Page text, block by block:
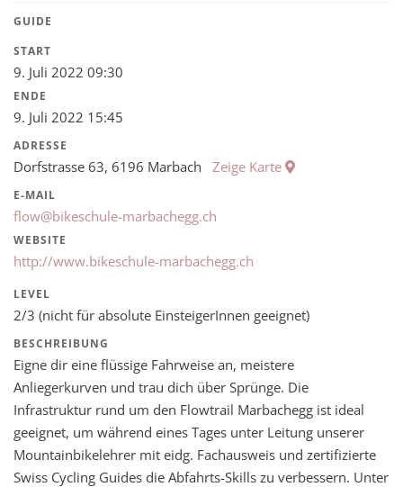
GUIDE
START
9. Juli 2022 09:30
ENDE
9. Juli 2022 15:45
ADRESSE
Dorfstrasse 63, 6196 Marbach Zeige Karte
E-MAIL
flow@bikeschule-marbachegg.ch
WEBSITE
http://www.bikeschule-marbachegg.ch
LEVEL
2/3 (nicht für absolute EinsteigerInnen geeignet)
BESCHREIBUNG
Eigne dir eine flüssige Fahrweise an, meistere
Anliegerkurven und trau dich über Sprünge. Die
Infrastruktur rund um den Flowtrail Marbachegg ist ideal
geeignet, um während eines Tages unter Leitung unserer
Mountainbikelehrer mit eidg. Fachausweis und zertifizierte
Swiss Cycling Guides die Abfahrts-Skills zu verbessern. Unter